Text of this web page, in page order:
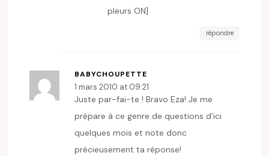
pleurs ON]
répondre
BABYCHOUPETTE
1 mars 2010 at 09:21
Juste par-fai-te ! Bravo Eza! Je me
prépare à ce genre de questions d’ici
quelques mois et note donc
précieusement ta réponse!